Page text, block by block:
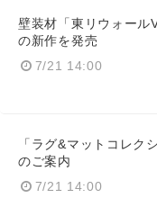
壁装材「東リウォール
の新作を発売
7/21 14:00
「ラグ&マットコレク
のご案内
7/21 14:00